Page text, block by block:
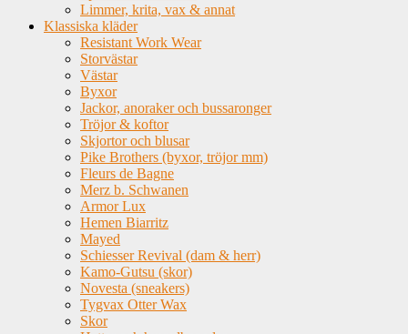
Limmer, krita, vax & annat
Klassiska kläder
Resistant Work Wear
Storvästar
Västar
Byxor
Jackor, anoraker och bussaronger
Tröjor & koftor
Skjortor och blusar
Pike Brothers (byxor, tröjor mm)
Fleurs de Bagne
Merz b. Schwanen
Armor Lux
Hemen Biarritz
Mayed
Schiesser Revival (dam & herr)
Kamo-Gutsu (skor)
Novesta (sneakers)
Tygvax Otter Wax
Skor